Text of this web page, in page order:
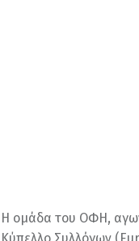
Η ομάδα του ΟΦΗ,